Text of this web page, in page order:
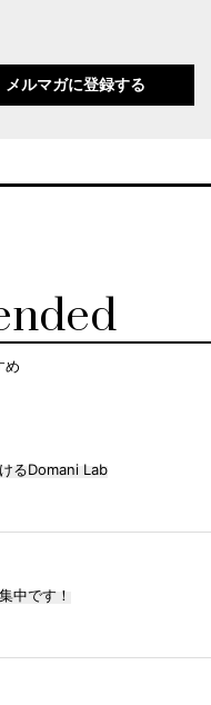
メルマガに登録する
め
るDomani Lab
中です！